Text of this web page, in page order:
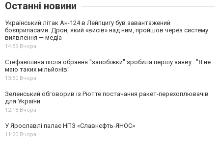
Останні новини
Український літак Ан-124 в Лейпцигу був завантажений
боєприпасами. Дрон, який «висів» над ним, пройшов через систему
виявлення — медіа
14:59,Вчора
Стефанішина після обрання "запобіжки" зробила першу заяву . "Я не
маю таких мільйонів"
13:50,Вчора
Зеленський обговорив із Рютте постачання ракет-перехоплювачів
для України
12:18,Вчора
У Ярославлі палає НПЗ «Славнєфть-ЯНОС»
11:20,Вчора